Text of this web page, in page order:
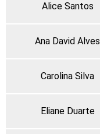
Alice Santos
Ana David Alves
Carolina Silva
Eliane Duarte